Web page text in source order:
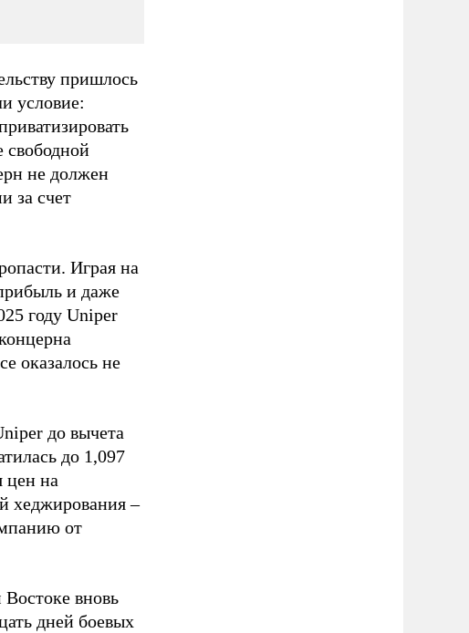
пришлось
условие:
свободной
не должен
за счет
Играя на
и даже
году Uniper
оказалось не
до вычета
до 1,097
цен на
хеджирования –
от
вновь
дней боевых